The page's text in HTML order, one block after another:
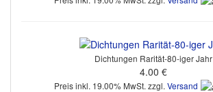
Dichtungen Rarität-80-iger Jahr
4.00 €
Preis inkl. 19.00% MwSt. zzgl. Versand